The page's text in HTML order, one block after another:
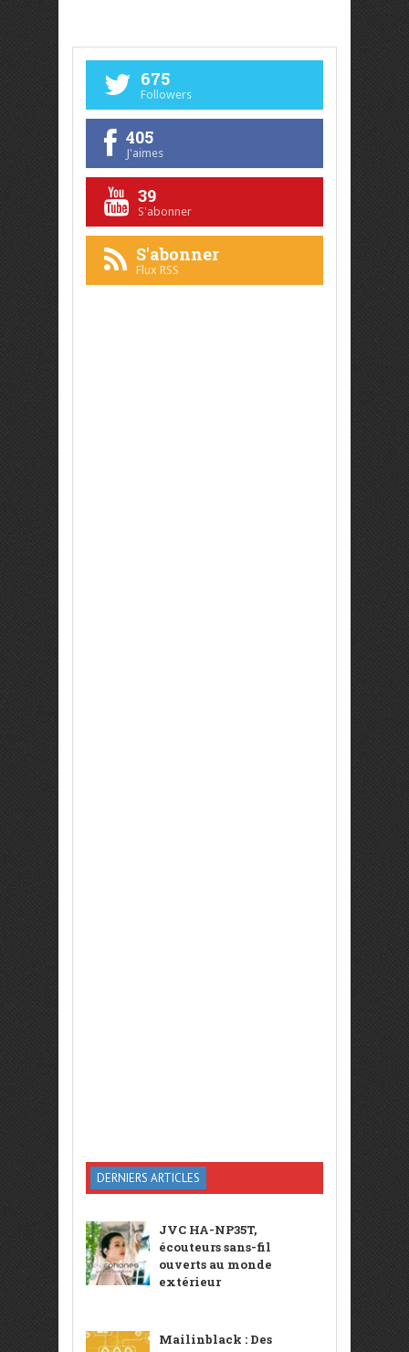
675
Followers
405
J'aimes
39
S'abonner
S'abonner
Flux RSS
DERNIERS ARTICLES
JVC HA-NP35T,
écouteurs sans-fil
ouverts au monde
extérieur
Mailinblack : Des